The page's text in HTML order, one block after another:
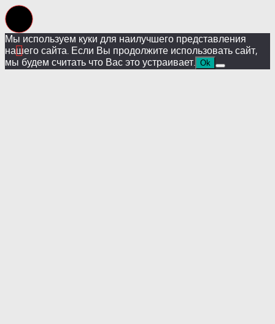
Мы используем куки для наилучшего представления
нашего сайта. Если Вы продолжите использовать сайт,
мы будем считать что Вас это устраивает. Ok